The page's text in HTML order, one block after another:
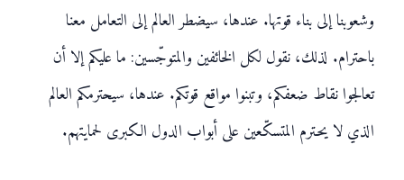
وشعوبنا إلى بناء قوتها. عندها، سيضطر العالم إلى التعامل معنا
باحترام. لذلك، نقول لكل الخائفين والمتوجّسين: ما عليكم إلا أن
تعالجوا نقاط ضعفكم، وتبنوا مواقع قوتكم. عندها، سيحترمكم العالم
الذي لا يحترم المتسكّعين على أبواب الدول الكبرى لحمايتهم.